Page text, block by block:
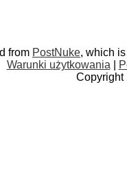
from PostNuke, which
Warunki użytkowania
Copyright